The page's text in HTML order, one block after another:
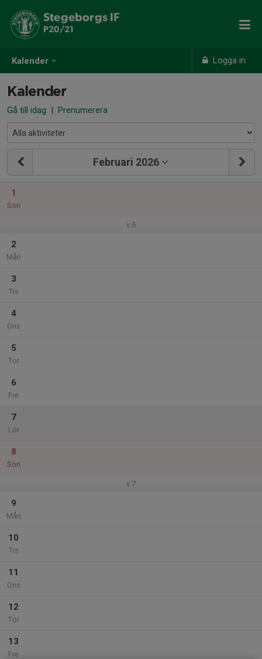
Kalender Logga in
Stegeborgs IF
P20/21
Kalender
Gå till idag | Prenumerera
Februari 2026
1
Sön
v.6
2
Mån
3
Tis
4
Ons
5
Tor
6
Fre
7
Lör
8
Sön
v.7
9
Mån
10
Tis
11
Ons
12
Tor
13
Fre